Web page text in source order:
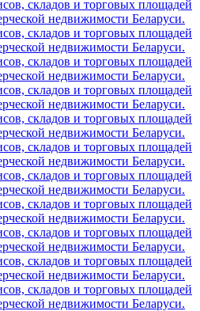
складов и торговых площадей
недвижимости Беларуси.
складов и торговых площадей
недвижимости Беларуси.
складов и торговых площадей
недвижимости Беларуси.
складов и торговых площадей
недвижимости Беларуси.
складов и торговых площадей
недвижимости Беларуси.
складов и торговых площадей
недвижимости Беларуси.
складов и торговых площадей
недвижимости Беларуси.
складов и торговых площадей
недвижимости Беларуси.
складов и торговых площадей
недвижимости Беларуси.
складов и торговых площадей
недвижимости Беларуси.
складов и торговых площадей
недвижимости Беларуси.